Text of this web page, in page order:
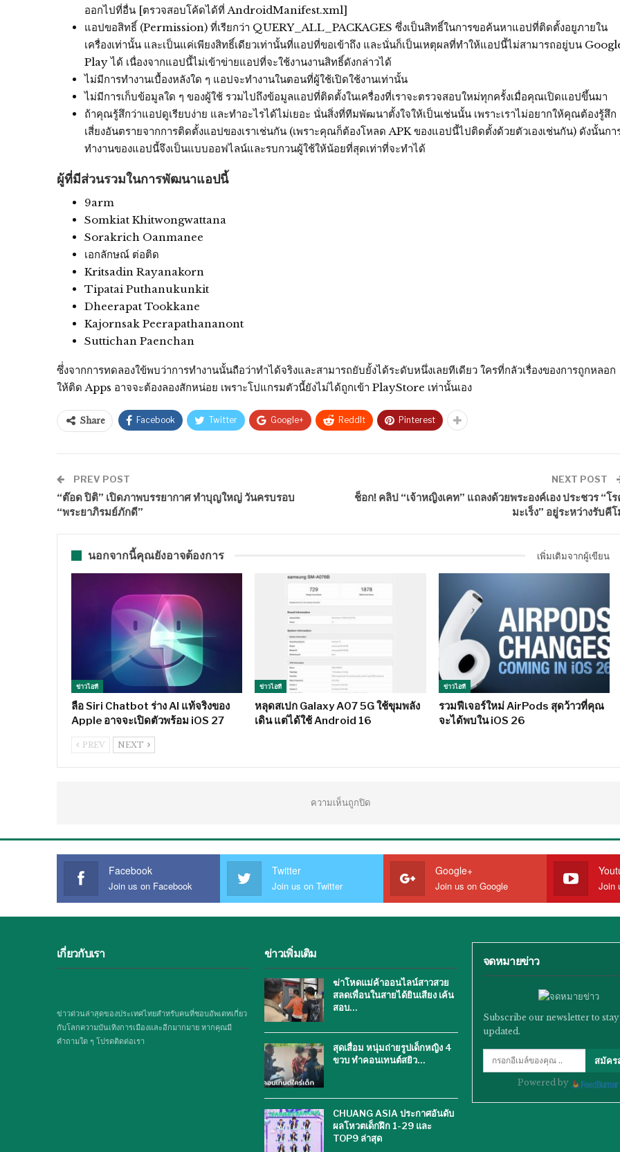
ออกไปที่อื่น [ตรวจสอบโค้ดได้ที่ AndroidManifest.xml]
แอปขอสิทธิ์ (Permission) ที่เรียกว่า QUERY_ALL_PACKAGES ซึ่งเป็นสิทธิ์ในการขอค้นหาแอปที่ติดตั้งอยูภายใน
เครื่องเท่านั้น และเป็นแค่เพียงสิทธิ์เดียวเท่านั้นที่แอปที่ขอเข้าถึง และนั่นก็เป็นเหตุผลที่ทำให้แอปนี้ไม่สามารถอยู่บน
Play ได้ เนื่องจากแอปนี้ไม่เข้าข่ายแอปที่จะใช้งานงานสิทธิ์ดังกล่าวได้
ไม่มีการทำงานเบื้องหลังใด ๆ แอปจะทำงานในตอนที่ผู้ใช้เปิดใช้งานเท่านั้น
ไม่มีการเก็บข้อมูลใด ๆ ของผู้ใช้ รวมไปถึงข้อมูลแอปที่ติดตั้งในเครื่องที่เราจะตรวจสอบใหม่ทุกครั้งเมื่อคุณเปิดแอปขึ้นมา
ถ้าคุณรู้สึกว่าแอปดูเรียบง่าย และทำอะไรได้ไม่เยอะ นั่นสิ่งที่ทีมพัฒนาตั้งใจให้เป็นเช่นนั้น เพราะเราไม่อยากให้คุณต้องรู้สึก
เสี่ยงอันตรายจากการติดตั้งแอปของเราเช่นกัน (เพราะคุณก็ต้องโหลด APK ของแอปนี้ไปติดตั้งด้วยตัวเองเช่นกัน) ดังนั้นกา
ทำงานของแอปนี้จึงเป็นแบบออฟไลน์และรบกวนผู้ใช้ให้น้อยที่สุดเท่าที่จะทำได้
ผู้ที่มีส่วนรวมในการพัฒนาแอปนี้
9arm
Somkiat Khitwongwattana
Sorakrich Oanmanee
เอกลักษณ์ ต่อติด
Kritsadin Rayanakorn
Tipatai Puthanukunkit
Dheerapat Tookkane
Kajornsak Peerapathananont
Suttichan Paenchan
ซึ่่งจากการทดลองใข้พบว่าการทำงานนั้นถือว่าทำได้จริงและสามารถยับยั้งได้ระดับหนึ่งเลยทีเดียว ใครที่กลัวเรื่องของการถูกหลอก
ให้ติด Apps อาจจะต้องลองสักหน่อย เพราะโปแกรมตัวนี้ยังไม่ได้ถูกเข้า PlayStore เท่านั้นเอง
Share Facebook Twitter Google+ ReddIt Pinterest
PREV POST
“ต๊อด ปิติ” เปิดภาพบรรยากาศ ทำบุญใหญ่ วันครบรอบ
“พระยาภิรมย์ภักดี”
NEXT POST
ช็อก! คลิป “เจ้าหญิงเคท” แถลงด้วยพระองค์เอง ประชวร “โ
มะเร็ง” อยู่ระหว่างรับคี
นอกจากนี้คุณยังอาจต้องการ เพิ่มเติมจากผู้เขียน
ข่าวไอที
ลือ Siri Chatbot ร่าง AI แท้จริงของ
Apple อาจจะเปิดตัวพร้อม iOS 27
ข่าวไอที
หลุดสเปก Galaxy A07 5G ใช้ขุมพลัง
เดิน แต่ได้ใช้ Android 16
ข่าวไอที
รวมฟีเจอร์ใหม่ AirPods สุดว้าวที่คุณ
จะได้พบใน iOS 26
PREV NEXT
ความเห็นถูกปิด
Facebook
Join us on Facebook
Twitter
Join us on Twitter
Google+
Join us on Google Join
เกี่ยวกับเรา
ข่าวด่วนล่าสุดของประเทศไทยสำหรับคนที่ชอบอัพเดทเกี่ยว
กับโลกความบันเทิงการเมืองและอีกมากมาย หากคุณมี
คำถามใด ๆ โปรดติดต่อเรา
ข่าวเพิ่มเติม
ฆ่าโหดแม่ค้าออนไลน์สาวสวย
สลดเพื่อนในสายได้ยินเสียง เค้น
สอบ…
สุดเสื่อม หนุ่มถ่ายรูปเด็กหญิง 4
ขวบ ทำคอนเทนต์สยิว…
CHUANG ASIA ประกาศอันดับ
ผลโหวตเด็กฝึก 1-29 และ
TOP9 ล่าสุด
จดหมายข่าว
Subscribe our newsletter to stay
updated.
สมัคร
Powered by